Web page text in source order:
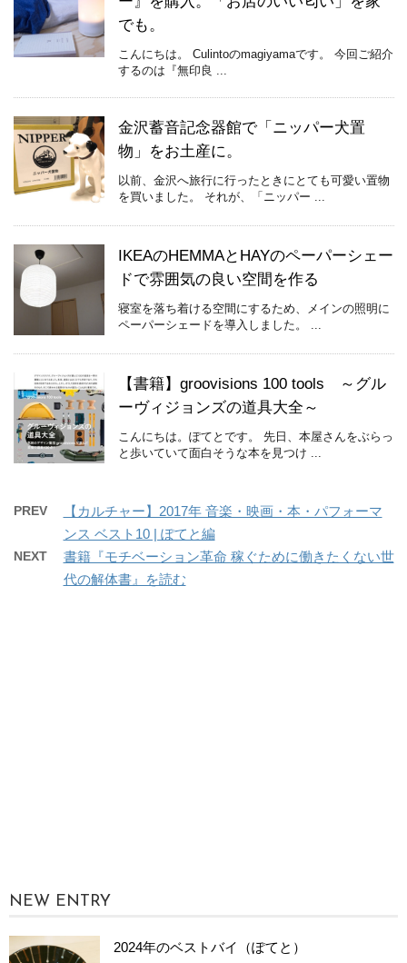
でも。
こんにちは。 Culintoのmagiyamaです。 今回ご紹介
するのは『無印良 ...
金沢蓄音記念器館で「ニッパー犬置
物」をお土産に。
以前、金沢へ旅行に行ったときにとても可愛い置物
を買いました。 それが、「ニッパー ...
IKEAのHEMMAとHAYのペーパーシェー
ドで雰囲気の良い空間を作る
寝室を落ち着ける空間にするため、メインの照明に
ペーパーシェードを導入しました。 ...
【書籍】groovisions 100 tools ～グル
ーヴィジョンズの道具大全～
こんにちは。ぽてとです。 先日、本屋さんをぶらっ
と歩いていて面白そうな本を見つけ ...
PREV
【カルチャー】2017年 音楽・映画・本・パフォーマ
ンス ベスト10 | ぽてと編
NEXT
書籍『モチベーション革命 稼ぐために働きたくない世
代の解体書』を読む
NEW ENTRY
2024年のベストバイ（ぽてと）